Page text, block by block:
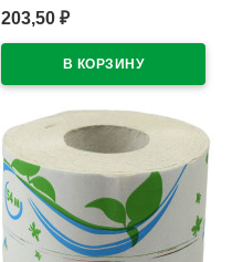
песочная,угольная)
203,50 ₽